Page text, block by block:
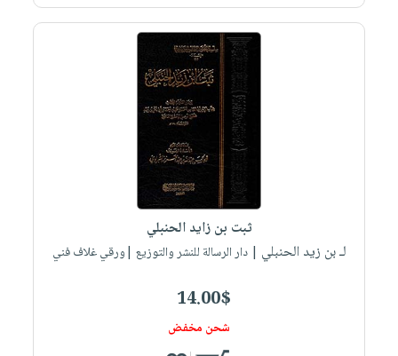
ثبت بن زايد الحنبلي
لـ بن زيد الحنبلي | دار الرسالة للنشر والتوزيع |ورقي غلاف فني
14.00$
شحن مخفض